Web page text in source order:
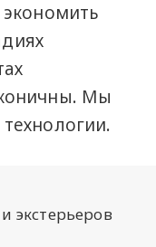
Мы
экстерьеров